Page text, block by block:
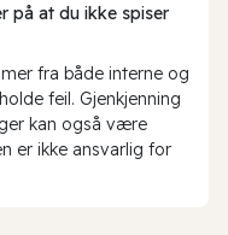
på at du ikke spiser
fra både interne og
feil. Gjenkjenning
kan også være
er ikke ansvarlig for